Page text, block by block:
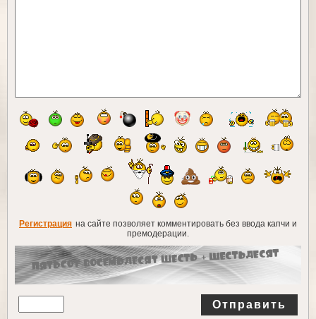
Регистрация на сайте позволяет комментировать без ввода капчи и
премодерации.
Отправить